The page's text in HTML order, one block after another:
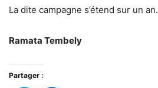
La dite campagne s’étend sur un an.
Ramata Tembely
Partager :